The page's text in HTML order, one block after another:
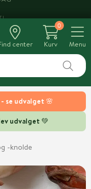
se udvalget 🌸
udvalget 💚
center
0
Kurv
Menu
-knolde